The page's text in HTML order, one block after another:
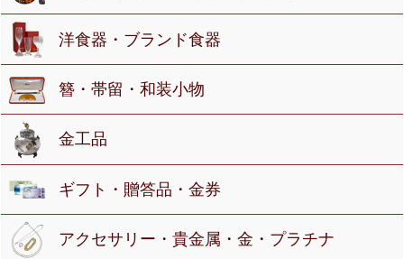
洋食器・ブランド食器
簪・帯留・和装小物
金工品
ギフト・贈答品・金券
アクセサリー・貴金属・金・プラチナ